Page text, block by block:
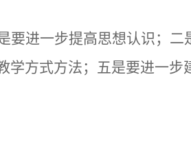
要进一步提高思想认识；二
学方式方法；五是要进一步